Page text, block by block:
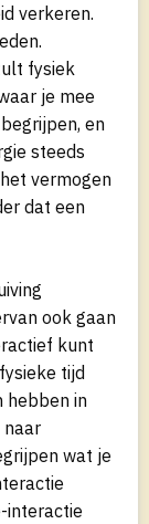
verkeren.
fysiek
je mee
en
steeds
vermogen
dat een
ook gaan
kunt
tijd
hebben in
naar
wat je
interactie